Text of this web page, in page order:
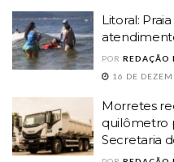
Litoral:
POR REDAÇÃO
16 DE
Morretes
quilômetro
Secretaria